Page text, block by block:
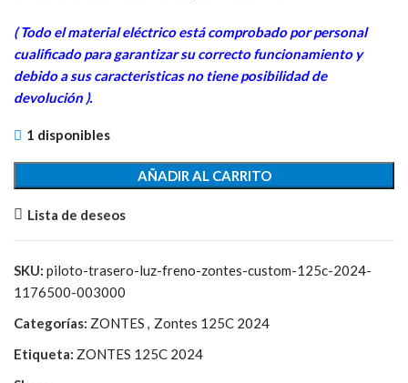
( Todo el material eléctrico está comprobado por personal
cualificado para garantizar su correcto funcionamiento y
debido a sus caracteristicas no tiene posibilidad de
devolución ).
1 disponibles
AÑADIR AL CARRITO
Lista de deseos
SKU: piloto-trasero-luz-freno-zontes-custom-125c-2024-
1176500-003000
Categorías: ZONTES , Zontes 125C 2024
Etiqueta: ZONTES 125C 2024